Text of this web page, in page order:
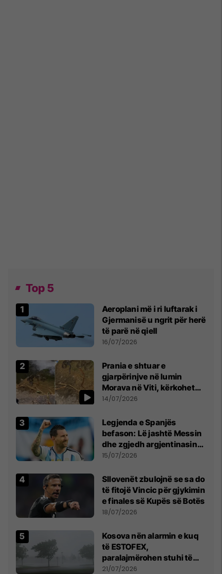
Top 5
Aeroplani më i ri luftarak i
Gjermanisë u ngrit për herë
të parë në qiell
16/07/2026
Prania e shtuar e
gjarpërinjve në lumin
Morava në Viti, kërkohet
kujdes nga qytetarët
14/07/2026
Legjenda e Spanjës
befason: Lë jashtë Messin
dhe zgjedh argjentinasin
më të mirë në botë
15/07/2026
Sllovenët zbulojnë se sa do
të fitojë Vincic për gjykimin
e finales së Kupës së Botës
18/07/2026
Kosova nën alarmin e kuq
të ESTOFEX,
paralajmërohen stuhi të
fuqishme me breshër dhe
21/07/2026